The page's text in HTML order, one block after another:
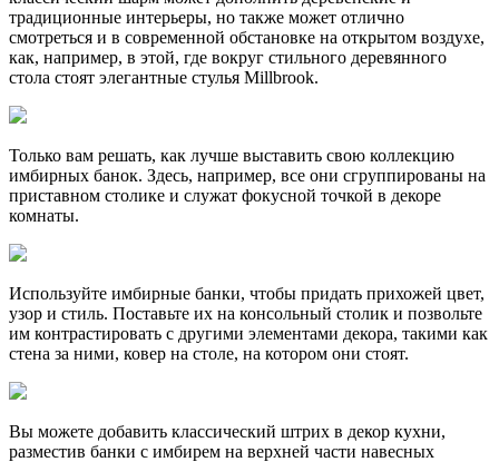
традиционные интерьеры, но также может отлично
смотреться и в современной обстановке на открытом воздухе,
как, например, в этой, где вокруг стильного деревянного
стола стоят элегантные стулья Millbrook.
Только вам решать, как лучше выставить свою коллекцию
имбирных банок. Здесь, например, все они сгруппированы на
приставном столике и служат фокусной точкой в декоре
комнаты.
Используйте имбирные банки, чтобы придать прихожей цвет,
узор и стиль. Поставьте их на консольный столик и позвольте
им контрастировать с другими элементами декора, такими как
стена за ними, ковер на столе, на котором они стоят.
Вы можете добавить классический штрих в декор кухни,
разместив банки с имбирем на верхней части навесных